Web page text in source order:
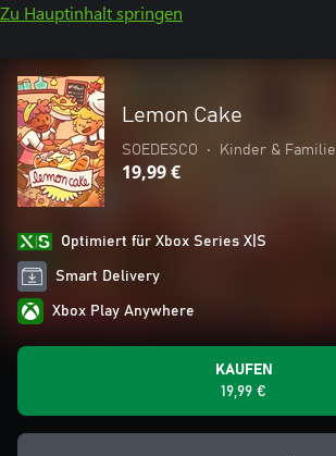
Zu Hauptinhalt springen
Lemon Cake
SOEDESCO • Kinder & Familie
19,99 €
Optimiert für Xbox Series X|S
Smart Delivery
Xbox Play Anywhere
KAUFEN
19,99 €